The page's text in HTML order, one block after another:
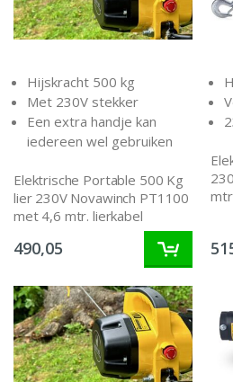
Hijskracht 500 kg
Met 230V stekker
Een extra handje kan
iedereen wel gebruiken
Elektrische Portable 500 Kg
lier 230V Novawinch PT1100
met 4,6 mtr. lierkabel
490,05